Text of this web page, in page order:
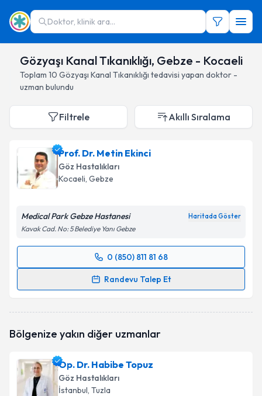
Doktor, klinik ara...
Gözyaşı Kanal Tıkanıklığı, Gebze - Kocaeli
Toplam 10 Gözyaşı Kanal Tıkanıklığı tedavisi yapan doktor -
uzman bulundu
Filtrele Akıllı Sıralama
Prof. Dr. Metin Ekinci
Göz Hastalıkları
Kocaeli, Gebze
Medical Park Gebze Hastanesi Haritada Göster
Kavak Cad. No: 5 Belediye Yanı Gebze
0 (850) 811 81 68
Randevu Talep Et
Randevu Takvimi Talebi
oluşturun. Size bu uzmandan randevu almanız için bir
Bölgenize yakın diğer uzmanlar
Op. Dr. Habibe Topuz
Göz Hastalıkları
İstanbul, Tuzla